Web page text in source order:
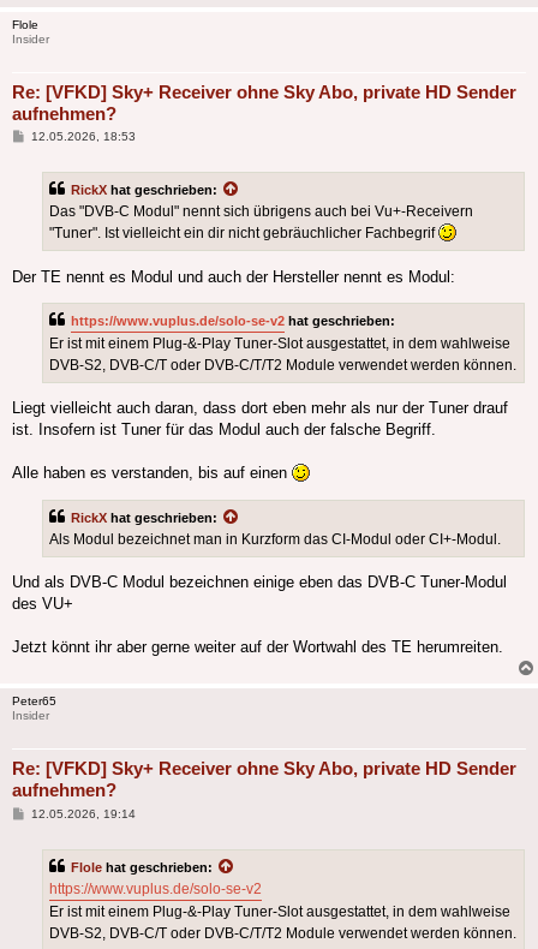
Flole
Insider
Re: [VFKD] Sky+ Receiver ohne Sky Abo, private HD Sender
aufnehmen?
Beitrag
12.05.2026, 18:53
RickX hat geschrieben:
Das "DVB-C Modul" nennt sich übrigens auch bei Vu+-Receivern
"Tuner". Ist vielleicht ein dir nicht gebräuchlicher Fachbegrif
Der TE nennt es Modul und auch der Hersteller nennt es Modul:
https://www.vuplus.de/solo-se-v2 hat geschrieben:
Er ist mit einem Plug-&-Play Tuner-Slot ausgestattet, in dem wahlweise
DVB-S2, DVB-C/T oder DVB-C/T/T2 Module verwendet werden können.
Liegt vielleicht auch daran, dass dort eben mehr als nur der Tuner drauf
ist. Insofern ist Tuner für das Modul auch der falsche Begriff.
Alle haben es verstanden, bis auf einen
RickX hat geschrieben:
Als Modul bezeichnet man in Kurzform das CI-Modul oder CI+-Modul.
Und als DVB-C Modul bezeichnen einige eben das DVB-C Tuner-Modul
des VU+
Jetzt könnt ihr aber gerne weiter auf der Wortwahl des TE herumreiten.
Peter65
Insider
Re: [VFKD] Sky+ Receiver ohne Sky Abo, private HD Sender
aufnehmen?
Beitrag
12.05.2026, 19:14
Flole hat geschrieben:
https://www.vuplus.de/solo-se-v2
Er ist mit einem Plug-&-Play Tuner-Slot ausgestattet, in dem wahlweise
DVB-S2, DVB-C/T oder DVB-C/T/T2 Module verwendet werden können.